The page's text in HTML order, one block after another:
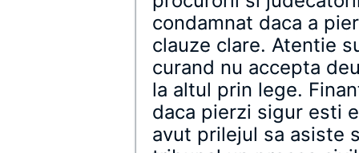
condamnat daca a
clauze clare. Atentie
curand nu accepta
la altul prin lege.
daca pierzi sigur esti
avut prilejul sa asiste